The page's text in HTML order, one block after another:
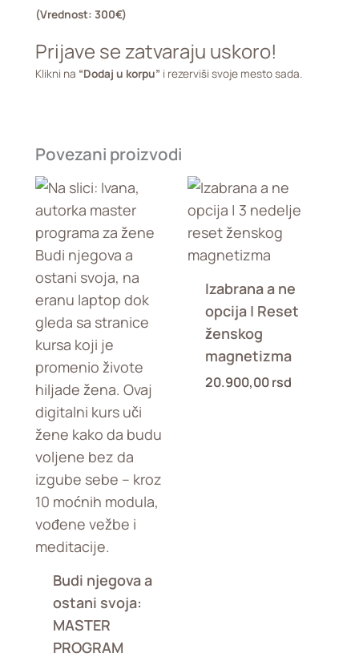
(Vrednost: 300€)
Prijave se zatvaraju uskoro!
Klikni na “Dodaj u korpu” i rezerviši svoje mesto sada.
Povezani proizvodi
Budi njegova a
ostani svoja:
MASTER
PROGRAM
Izabrana a ne
opcija | Reset
ženskog
magnetizma
20.900,00rsd